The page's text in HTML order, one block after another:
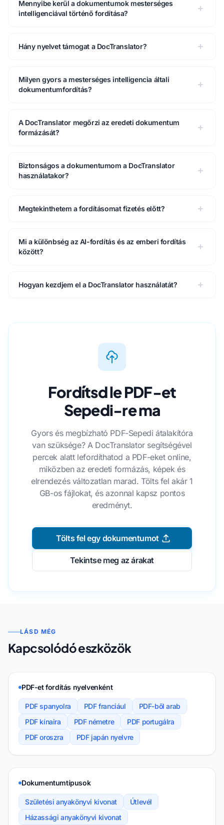
Mennyibe kerül a dokumentumok mesterséges
intelligenciával történő fordítása?
Hány nyelvet támogat a DocTranslator?
Milyen gyors a mesterséges intelligencia általi
dokumentumfordítás?
A DocTranslator megőrzi az eredeti dokumentum
formázását?
Biztonságos a dokumentumom a DocTranslator
használatakor?
Megtekinthetem a fordításomat fizetés előtt?
Mi a különbség az AI-fordítás és az emberi fordítás
között?
Hogyan kezdjem el a DocTranslator használatát?
Fordítsd le PDF-et
Sepedi-re ma
Gyors és megbízható PDF-Sepedi átalakítóra
van szüksége? A DocTranslator segítségével
percek alatt lefordíthatod a PDF-eket online,
miközben az eredeti formázás, képek és
elrendezés változatlan marad. Tölts fel akár 1
GB-os fájlokat, és azonnal kapsz pontos
eredményt.
Tölts fel egy dokumentumot
Tekintse meg az árakat
LÁSD MÉG
Kapcsolódó eszközök
PDF-et fordítás nyelvenként
PDF spanyolra PDF franciául
PDF-ből arab
PDF kínaira
PDF németre
PDF portugálra
PDF oroszra
PDF japán nyelvre
Dokumentumtípusok
Születési anyakönyvi kivonat
Útlevél
Házassági anyakönyvi kivonat